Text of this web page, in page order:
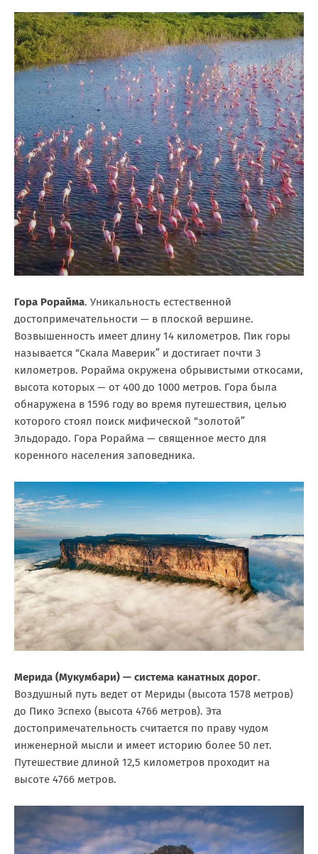
Гора Рорайма. Уникальность естественной
достопримечательности — в плоской вершине.
Возвышенность имеет длину 14 километров. Пик горы
называется “Скала Маверик” и достигает почти 3
километров. Рорайма окружена обрывистыми откосами,
высота которых — от 400 до 1000 метров. Гора была
обнаружена в 1596 году во время путешествия, целью
которого стоял поиск мифической “золотой”
Эльдорадо. Гора Рорайма — священное место для
коренного населения заповедника.
Мерида (Мукумбари) — система канатных дорог.
Воздушный путь ведет от Мериды (высота 1578 метров)
до Пико Эспехо (высота 4766 метров). Эта
достопримечательность считается по праву чудом
инженерной мысли и имеет историю более 50 лет.
Путешествие длиной 12,5 километров проходит на
высоте 4766 метров.